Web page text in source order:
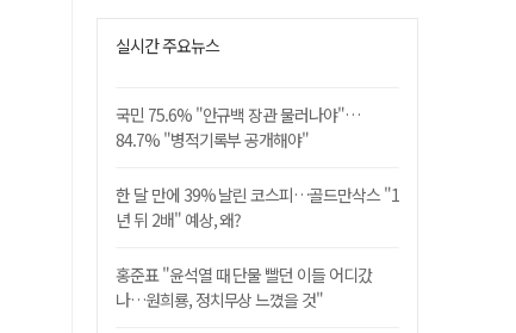
실시간 주요뉴스
국민 75.6% "안규백 장관 물러나야"…
84.7% "병적기록부 공개해야"
한 달 만에 39% 날린 코스피…골드만삭스 "1
년 뒤 2배" 예상, 왜?
홍준표 "윤석열 때 단물 빨던 이들 어디갔
나…원희룡, 정치무상 느꼈을 것"